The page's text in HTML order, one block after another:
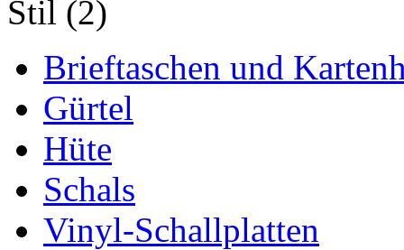
Stil (2)
Brieftaschen und
Gürtel
Hüte
Schals
Vinyl-Schallplatten